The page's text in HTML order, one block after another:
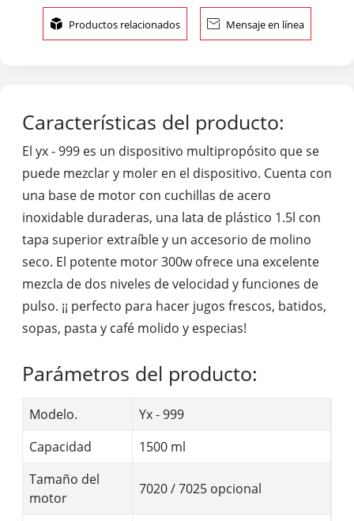
 Productos relacionados  Mensaje en línea
Características del producto:
El yx - 999 es un dispositivo multipropósito que se
puede mezclar y moler en el dispositivo. Cuenta con
una base de motor con cuchillas de acero
inoxidable duraderas, una lata de plástico 1.5l con
tapa superior extraíble y un accesorio de molino
seco. El potente motor 300w ofrece una excelente
mezcla de dos niveles de velocidad y funciones de
pulso. ¡¡ perfecto para hacer jugos frescos, batidos,
sopas, pasta y café molido y especias!
Parámetros del producto:
Modelo.
Yx - 999
Capacidad
1500 ml
Tamaño del
motor
7020 / 7025 opcional